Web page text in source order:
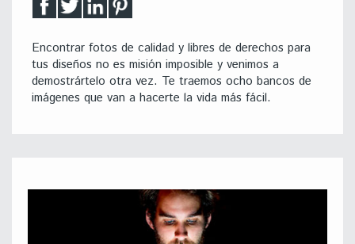
Encontrar fotos de calidad y libres de derechos para
tus diseños no es misión imposible y venimos a
demostrártelo otra vez. Te traemos ocho bancos de
imágenes que van a hacerte la vida más fácil.